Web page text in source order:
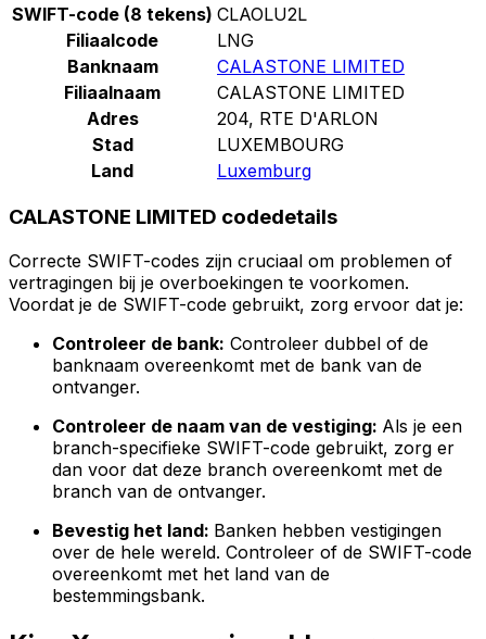
SWIFT-code (8 tekens) CLAOLU2L
Filiaalcode
LNG
Banknaam
CALASTONE LIMITED
Filiaalnaam
CALASTONE LIMITED
Adres
204, RTE D'ARLON
Stad
LUXEMBOURG
Land
Luxemburg
CALASTONE LIMITED codedetails
Correcte SWIFT-codes zijn cruciaal om problemen of
vertragingen bij je overboekingen te voorkomen.
Voordat je de SWIFT-code gebruikt, zorg ervoor dat je:
Controleer de bank: Controleer dubbel of de
banknaam overeenkomt met de bank van de
ontvanger.
Controleer de naam van de vestiging: Als je een
branch-specifieke SWIFT-code gebruikt, zorg er
dan voor dat deze branch overeenkomt met de
branch van de ontvanger.
Bevestig het land: Banken hebben vestigingen
over de hele wereld. Controleer of de SWIFT-code
overeenkomt met het land van de
bestemmingsbank.